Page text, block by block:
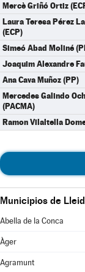
Mercè Griñó Ortiz
Laura Teresa Pérez
(ECP)
Simeó Abad Moliné
Joaquim Alexandre
Ana Cava Muñoz (PP)
Mercedes Galindo
(PACMA)
Ramon Vilaltella
Municipios de
Abella de la Conca
Àger
Agramunt